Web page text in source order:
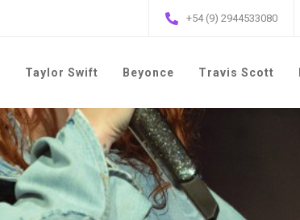
+54 (9) 2944533080
Taylor Swift Beyonce Travis Scott